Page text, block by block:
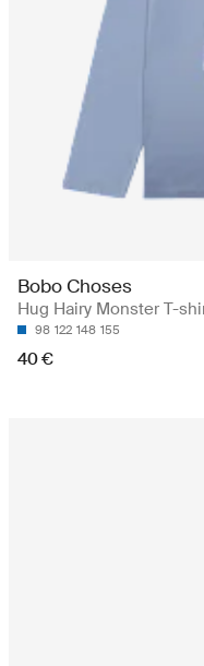
Bobo Choses
Hug Hairy Monster T-
98 122 148 155
40 €